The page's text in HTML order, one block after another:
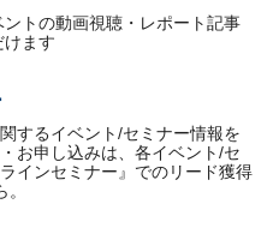
トの動画視聴・レポート記事
けます
するイベント/セミナー情報を
お申し込みは、各イベント/セ
インセミナー』でのリード獲得
。